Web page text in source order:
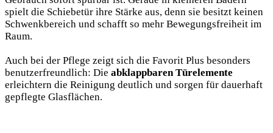
spielt die Schiebetür ihre Stärke aus, denn sie besitzt keinen
Schwenkbereich und schafft so mehr Bewegungsfreiheit im
Raum.
Auch bei der Pflege zeigt sich die Favorit Plus besonders
benutzerfreundlich: Die abklappbaren Türelemente
erleichtern die Reinigung deutlich und sorgen für dauerhaft
gepflegte Glasflächen.